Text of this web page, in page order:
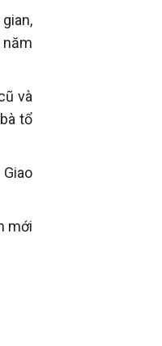
và
tổ
mới